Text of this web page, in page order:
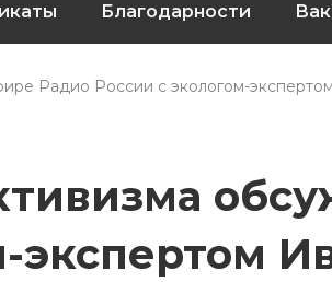
Благодарности
Радио России с экологом-
экспертом